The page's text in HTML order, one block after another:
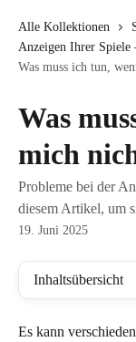
Alle Kollektionen
Anzeigen Ihrer Spiele
Was muss ich tun,
Was
mich
Probleme bei der
diesem Artikel, um
19. Juni 2025
Inhaltsübersicht
Es kann